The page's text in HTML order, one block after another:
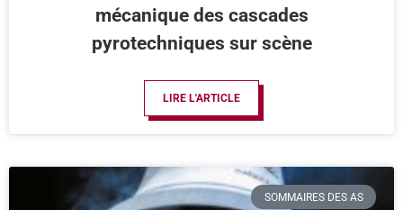
mécanique des cascades
pyrotechniques sur scène
LIRE L'ARTICLE
SOMMAIRES DES AS